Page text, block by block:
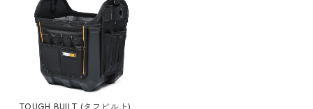
グローブ
グラス
BEHRENS
TOUGH BUILT (タフビルト) 12